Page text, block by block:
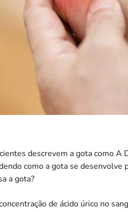
descrevem a gota como A
como a gota se desenvolve
a gota?
de ácido úrico no